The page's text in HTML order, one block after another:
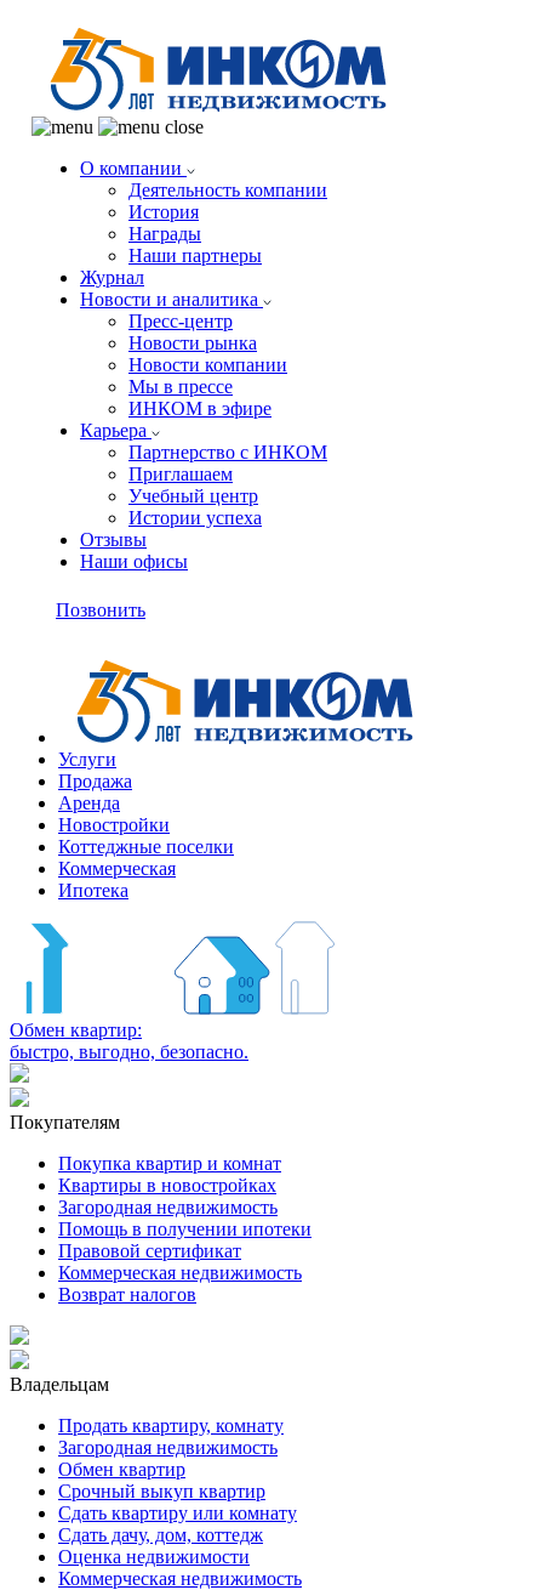
О компании
Деятельность компании
История
Награды
Наши партнеры
Журнал
Новости и аналитика
Пресс-центр
Новости рынка
Новости компании
Мы в прессе
ИНКОМ в эфире
Карьера
Партнерство с ИНКОМ
Приглашаем
Учебный центр
Истории успеха
Отзывы
Наши офисы
Позвонить
Услуги
Продажа
Аренда
Новостройки
Коттеджные поселки
Коммерческая
Ипотека
Обмен квартир:
быстро, выгодно, безопасно.
Покупателям
Покупка квартир и комнат
Квартиры в новостройках
Загородная недвижимость
Помощь в получении ипотеки
Правовой сертификат
Коммерческая недвижимость
Возврат налогов
Владельцам
Продать квартиру, комнату
Загородная недвижимость
Обмен квартир
Срочный выкуп квартир
Сдать квартиру или комнату
Сдать дачу, дом, коттедж
Оценка недвижимости
Коммерческая недвижимость